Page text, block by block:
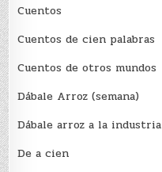
Cuentos
Cuentos de cien palabras
Cuentos de otros mundos
Dábale Arroz (semana)
Dábale arroz a la industria
De a cien